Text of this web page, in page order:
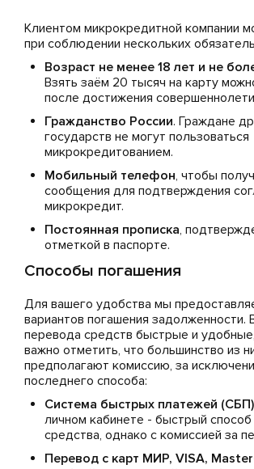
Клиентом микрокредитной компании
при соблюдении нескольких
Возраст не менее 18 лет и не
Взять заём 20 тысяч на карту
после достижения
Гражданство России. Граждане
государств не могут пользоваться
микрокредитованием.
Мобильный телефон, чтобы
сообщения для подтверждения
микрокредит.
Постоянная прописка,
отметкой в паспорте.
Способы погашения
Для вашего удобства мы
вариантов погашения задолженности.
перевода средств быстрые и
важно отметить, что большинство из
предполагают комиссию, за
последнего способа:
Система быстрых платежей (СБП)
личном кабинете - быстрый способ
средства, однако с комиссией за
Перевод с карт МИР, VISA,